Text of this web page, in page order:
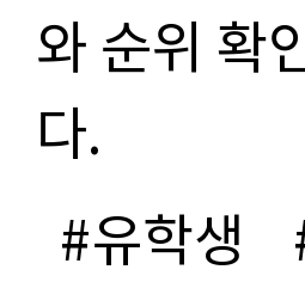
와 순위 확
다.
#유학생